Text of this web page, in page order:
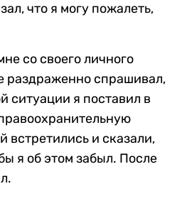
что я могу пожалеть,
со своего личного
раздраженно спрашивал,
ситуации я поставил в
встретились и сказали,
я об этом забыл. После